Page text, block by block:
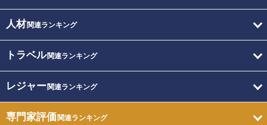
人材関連ランキング
トラベル関連ランキング
レジャー関連ランキング
専門家評価関連ランキング